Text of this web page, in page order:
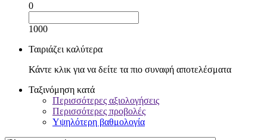
0
1000
Ταιριάζει καλύτερα
Κάντε κλικ για να δείτε τα πιο συναφή αποτελέσματα
Ταξινόμηση κατά
Περισσότερες αξιολογήσεις
Περισσότερες προβολές
Υψηλότερη βαθμολογία